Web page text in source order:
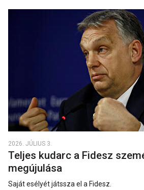
2026. JÚLIUS 3.
Teljes kudarc a Fidesz
megújulása
Saját esélyét játssza el a Fidesz.